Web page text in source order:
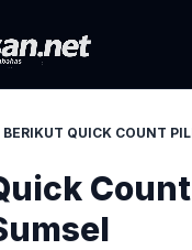
Count